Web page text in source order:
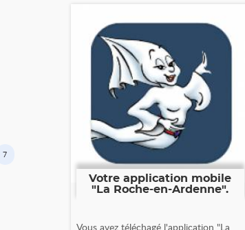
7
Votre application mobile
"La Roche-en-Ardenne".
Vous avez téléchagé l'application "La